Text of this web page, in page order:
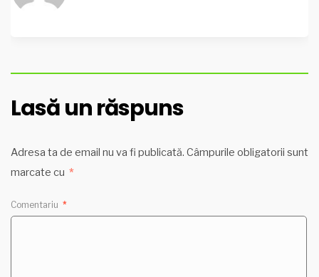
Lasă un răspuns
Adresa ta de email nu va fi publicată. Câmpurile obligatorii sunt
marcate cu *
Comentariu *